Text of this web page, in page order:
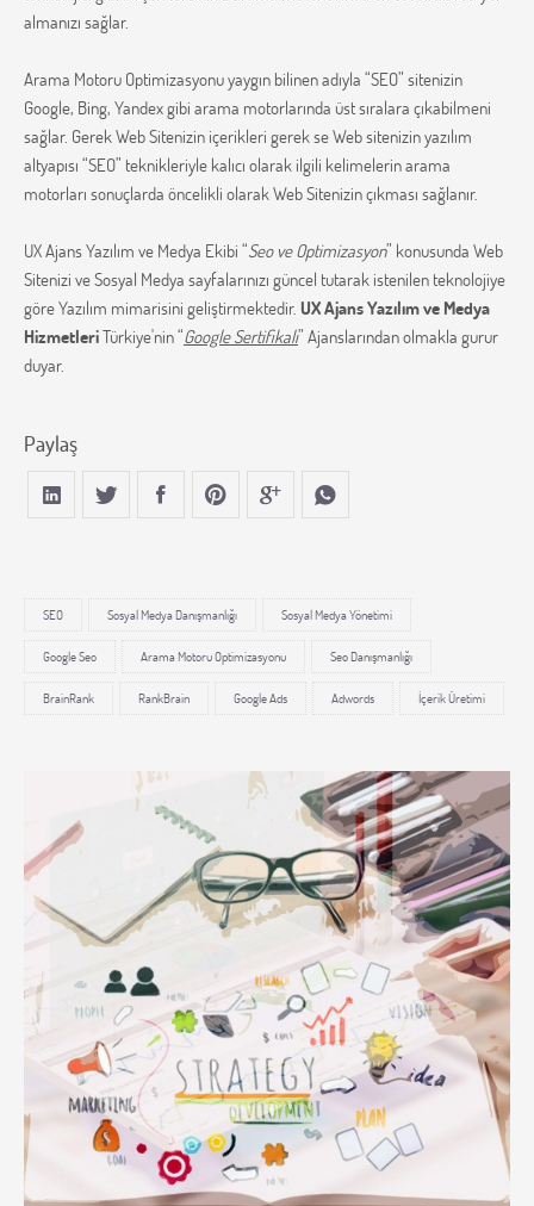
almanızı sağlar.
Arama Motoru Optimizasyonu yaygın bilinen adıyla “SEO” sitenizin
Google, Bing, Yandex gibi arama motorlarında üst sıralara çıkabilmeni
sağlar. Gerek Web Sitenizin içerikleri gerek se Web sitenizin yazılım
altyapısı “SEO” teknikleriyle kalıcı olarak ilgili kelimelerin arama
motorları sonuçlarda öncelikli olarak Web Sitenizin çıkması sağlanır.
UX Ajans Yazılım ve Medya Ekibi “Seo ve Optimizasyon” konusunda Web
Sitenizi ve Sosyal Medya sayfalarınızı güncel tutarak istenilen teknolojiye
göre Yazılım mimarisini geliştirmektedir. UX Ajans Yazılım ve Medya
HizmetleriTürkiye'nin “Google Sertifikalı” Ajanslarından olmakla gurur
duyar.
Paylaş
SEO Sosyal Medya Danışmanlığı Sosyal Medya Yönetimi
Google Seo Arama Motoru Optimizasyonu Seo Danışmanlığı
BrainRank RankBrain Google Ads Adwords İçerik Üretimi